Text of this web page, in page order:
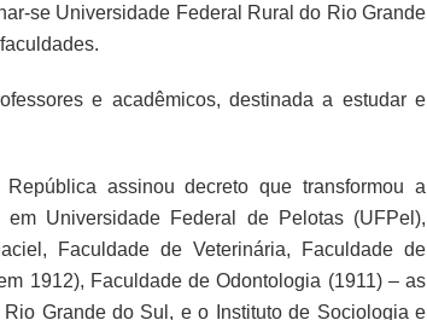
se Universidade Federal Rural do Rio Grande
e acadêmicos, destinada a estudar e
assinou decreto que transformou a
Universidade Federal de Pelotas (UFPel),
Faculdade de Veterinária, Faculdade de
1912), Faculdade de Odontologia (1911) – as
Grande do Sul, e o Instituto de Sociologia e